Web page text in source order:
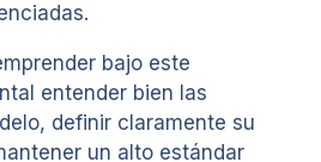
bajo este
entender bien las
definir claramente su
un alto estándar